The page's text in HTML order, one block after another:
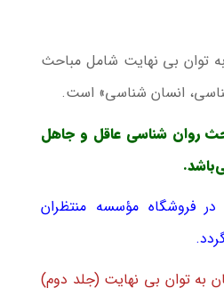
توان بی نهایت شامل مباحث
انسان شناسی» است.
روان شناسی عاقل و جاهل
فروشگاه مؤسسه منتظران
به توان بی نهایت (جلد دوم)